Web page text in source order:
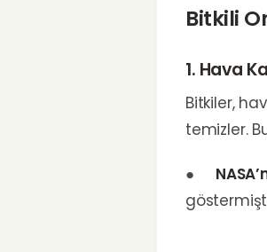
Bitkili
1. Hava
Bitkiler,
temizler.
●